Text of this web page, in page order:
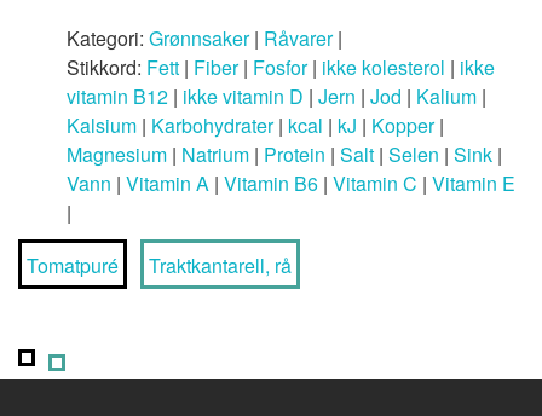
Kategori: Grønnsaker| Råvarer|
Stikkord: Fett | Fiber| Fosfor| ikke kolesterol | ikke
vitamin B12 | ikke vitamin D | Jern | Jod | Kalium |
Kalsium | Karbohydrater| kcal | kJ | Kopper|
Magnesium | Natrium | Protein | Salt | Selen | Sink |
Vann | Vitamin A | Vitamin B6 | Vitamin C | Vitamin E
|
Tomatpuré
Traktkantarell, rå